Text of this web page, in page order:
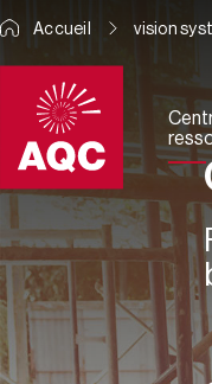
Accueil vision